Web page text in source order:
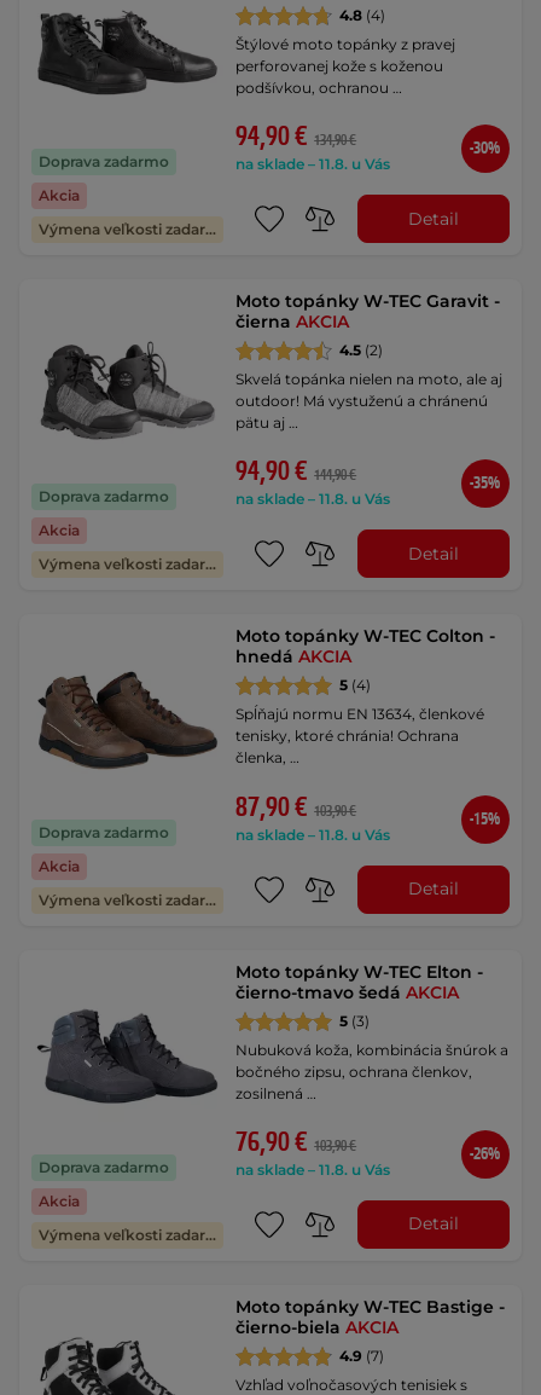
Doprava zadarmo
Akcia
Výmena veľkosti zadarmo
4.8 (4)
Štýlové moto topánky z pravej
perforovanej kože s koženou
podšívkou, ochranou …
94,90 € 134,90 €
na sklade – 11.8. u Vás
-30%
Detail
Doprava zadarmo
Akcia
Výmena veľkosti zadarmo
Moto topánky W-TEC Garavit -
čiernaAKCIA
4.5 (2)
Skvelá topánka nielen na moto, ale aj
outdoor! Má vystuženú a chránenú
pätu aj …
94,90 € 144,90 €
na sklade – 11.8. u Vás
-35%
Detail
Doprava zadarmo
Akcia
Výmena veľkosti zadarmo
Moto topánky W-TEC Colton -
hnedáAKCIA
5 (4)
Spĺňajú normu EN 13634, členkové
tenisky, ktoré chránia! Ochrana
členka, …
87,90 € 103,90 €
na sklade – 11.8. u Vás
-15%
Detail
Doprava zadarmo
Akcia
Výmena veľkosti zadarmo
Moto topánky W-TEC Elton -
čierno-tmavo šedáAKCIA
5 (3)
Nubuková koža, kombinácia šnúrok a
bočného zipsu, ochrana členkov,
zosilnená …
76,90 € 103,90 €
na sklade – 11.8. u Vás
-26%
Detail
Moto topánky W-TEC Bastige -
čierno-bielaAKCIA
4.9 (7)
Vzhľad voľnočasových tenisiek s